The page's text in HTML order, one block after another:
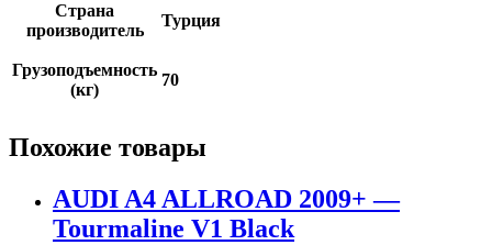
Страна
производитель
Турция
Грузоподъемность
(кг)
70
Похожие товары
AUDI A4 ALLROAD 2009+ —
Tourmaline V1 Black